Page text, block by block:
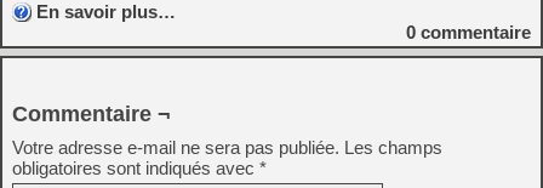
En savoir plus…
0 commentaire
Commentaire ¬
Votre adresse e-mail ne sera pas publiée. Les champs
obligatoires sont indiqués avec *